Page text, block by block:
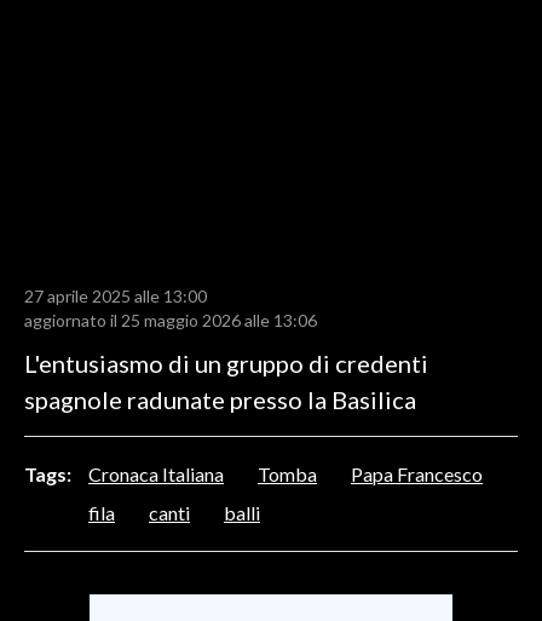
RISULTATI E CLASSIFICHE
CALCIO REGIONALE
BASKET
MOTORI
ALTRI SPORT
27 aprile 2025 alle 13:00
aggiornato il 25 maggio 2026 alle 13:06
L'entusiasmo di un gruppo di credenti
spagnole radunate presso la Basilica
Tags: Cronaca Italiana Tomba
Papa Francesco
fila
canti balli